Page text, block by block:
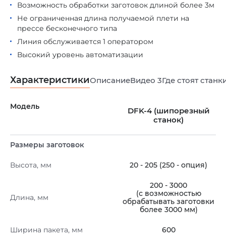
Возможность обработки заготовок длиной более 3м
Не ограниченная длина получаемой плети на
прессе бесконечного типа
Линия обслуживается 1 оператором
Высокий уровень автоматизации
ХарактеристикиОписаниеВидео 3Где стоят
Модель
DFK-4 (шипорезный
станок)
Размеры заготовок
Высота, мм 20 - 205 (250 - опция)
Длина, мм
200 - 3000
(с возможностью
обрабатывать заготовки
более 3000 мм)
Ширина пакета, мм 600